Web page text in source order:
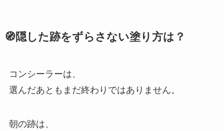
🧭隠した跡をずらさない塗り方は？
コンシーラーは、
選んだあともまだ終わりではありません。
朝の跡は、